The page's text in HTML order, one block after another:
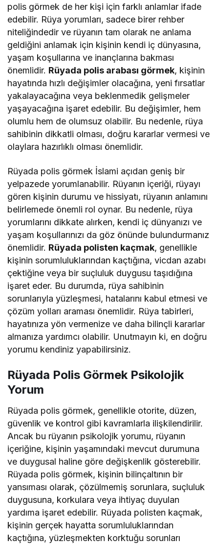
polis görmek de her kişi için farklı anlamlar ifade
edebilir. Rüya yorumları, sadece birer rehber
niteliğindedir ve rüyanın tam olarak ne anlama
geldiğini anlamak için kişinin kendi iç dünyasına,
yaşam koşullarına ve inançlarına bakması
önemlidir. Rüyada polis arabası görmek, kişinin
hayatında hızlı değişimler olacağına, yeni fırsatlar
yakalayacağına veya beklenmedik gelişmeler
yaşayacağına işaret edebilir. Bu değişimler, hem
olumlu hem de olumsuz olabilir. Bu nedenle, rüya
sahibinin dikkatli olması, doğru kararlar vermesi ve
olaylara hazırlıklı olması önemlidir.
Rüyada polis görmek İslami açıdan geniş bir
yelpazede yorumlanabilir. Rüyanın içeriği, rüyayı
gören kişinin durumu ve hissiyatı, rüyanın anlamını
belirlemede önemli rol oynar. Bu nedenle, rüya
yorumlarını dikkate alırken, kendi iç dünyanızı ve
yaşam koşullarınızı da göz önünde bulundurmanız
önemlidir. Rüyada polisten kaçmak, genellikle
kişinin sorumluluklarından kaçtığına, vicdan azabı
çektiğine veya bir suçluluk duygusu taşıdığına
işaret eder. Bu durumda, rüya sahibinin
sorunlarıyla yüzleşmesi, hatalarını kabul etmesi ve
çözüm yolları araması önemlidir. Rüya tabirleri,
hayatınıza yön vermenize ve daha bilinçli kararlar
almanıza yardımcı olabilir. Unutmayın ki, en doğru
yorumu kendiniz yapabilirsiniz.
Rüyada Polis Görmek Psikolojik
Yorum
Rüyada polis görmek, genellikle otorite, düzen,
güvenlik ve kontrol gibi kavramlarla ilişkilendirilir.
Ancak bu rüyanın psikolojik yorumu, rüyanın
içeriğine, kişinin yaşamındaki mevcut durumuna
ve duygusal haline göre değişkenlik gösterebilir.
Rüyada polis görmek, kişinin bilinçaltının bir
yansıması olarak, çözülmemiş sorunlara, suçluluk
duygusuna, korkulara veya ihtiyaç duyulan
yardıma işaret edebilir. Rüyada polisten kaçmak,
kişinin gerçek hayatta sorumluluklarından
kaçtığına, yüzleşmekten korktuğu sorunları